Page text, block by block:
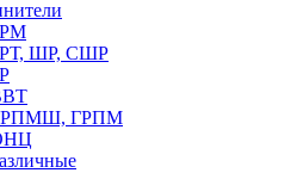
ШР, СШР
ГРПМ